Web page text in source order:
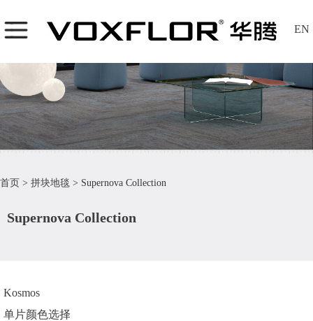
EN
首页 > 拼块地毯 > Supernova Collection
Supernova Collection
Kosmos
单片颜色选择